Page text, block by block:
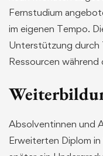
Fernstudium
im eigenen Tempo.
Unterstützung durch
Ressourcen während
Absolventinnen und
Erweiterten Diplom